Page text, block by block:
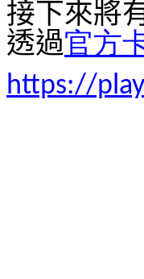
接下來將
透過官方
https://